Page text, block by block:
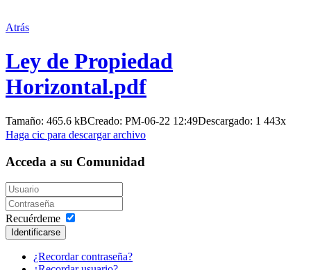
Atrás
Ley de Propiedad
Horizontal.pdf
Tamaño: 465.6 kBCreado: PM-06-22 12:49Descargado: 1 443x
Haga cic para descargar archivo
Acceda a su Comunidad
Recuérdeme
Identificarse
¿Recordar contraseña?